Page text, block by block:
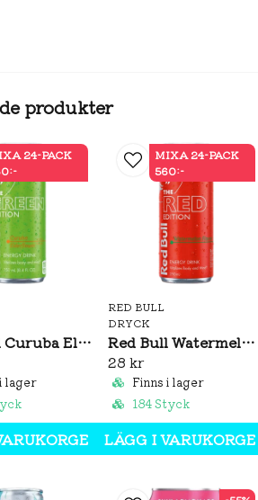
produkter
Red Bull Curuba Elderflower 250ml
lager
24-PACK
RED BULL
DRYCK
Red Bull Watermelon 250ml
28 kr
Finns i lager
184 Styck
LÄGG I VARUKORGEN
MIXA 24-PACK
560:-